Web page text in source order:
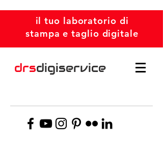
il tuo laboratorio di
stampa e taglio digitale
drsdigiservice